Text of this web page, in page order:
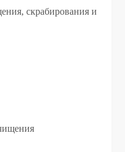
скрабирования и